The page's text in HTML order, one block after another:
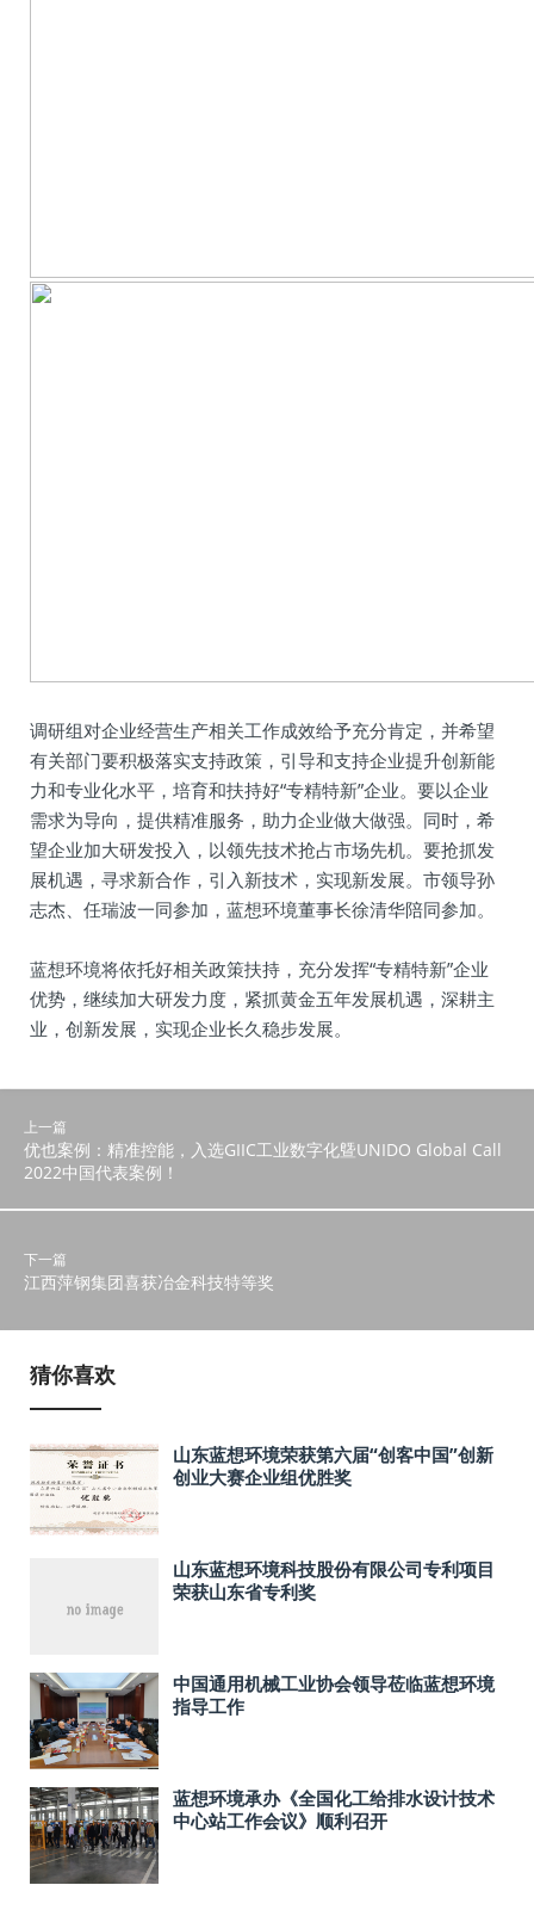
调研组对企业经营生产相关工作成效给予充分肯定，并希望
有关部门要积极落实支持政策，引导和支持企业提升创新能
力和专业化水平，培育和扶持好“专精特新”企业。要以企业
需求为导向，提供精准服务，助力企业做大做强。同时，希
望企业加大研发投入，以领先技术抢占市场先机。要抢抓发
展机遇，寻求新合作，引入新技术，实现新发展。市领导孙
志杰、任瑞波一同参加，蓝想环境董事长徐清华陪同参加。
蓝想环境将依托好相关政策扶持，充分发挥“专精特新”企业
优势，继续加大研发力度，紧抓黄金五年发展机遇，深耕主
业，创新发展，实现企业长久稳步发展。
上一篇
优也案例：精准控能，入选GIIC工业数字化曁UNIDO Global Call
2022中国代表案例！
下一篇
江西萍钢集团喜获冶金科技特等奖
猜你喜欢
山东蓝想环境荣获第六届“创客中国”创新
创业大赛企业组优胜奖
山东蓝想环境科技股份有限公司专利项目
荣获山东省专利奖
中国通用机械工业协会领导莅临蓝想环境
指导工作
蓝想环境承办《全国化工给排水设计技术
中心站工作会议》顺利召开